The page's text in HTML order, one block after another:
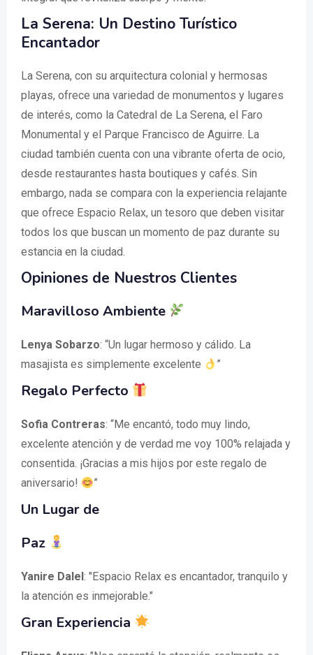
La Serena: Un Destino Turístico
Encantador
La Serena, con su arquitectura colonial y hermosas
playas, ofrece una variedad de monumentos y lugares
de interés, como la Catedral de La Serena, el Faro
Monumental y el Parque Francisco de Aguirre. La
ciudad también cuenta con una vibrante oferta de ocio,
desde restaurantes hasta boutiques y cafés. Sin
embargo, nada se compara con la experiencia relajante
que ofrece Espacio Relax, un tesoro que deben visitar
todos los que buscan un momento de paz durante su
estancia en la ciudad.
Opiniones de Nuestros Clientes
Maravilloso Ambiente
Lenya Sobarzo: “Un lugar hermoso y cálido. La
masajista es simplemente excelente
”
Regalo Perfecto
Sofia Contreras: “Me encantó, todo muy lindo,
excelente atención y de verdad me voy 100% relajada y
consentida. ¡Gracias a mis hijos por este regalo de
aniversario!
”
Un Lugar de
Paz
Yanire Dalel : "Espacio Relax es encantador, tranquilo y
la atención es inmejorable."
Gran Experiencia